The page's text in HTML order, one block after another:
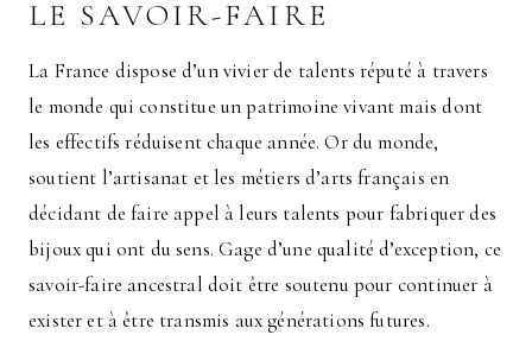
LE SAVOIR-FAIRE
La France dispose d’un vivier de talents réputé à travers
le monde qui constitue un patrimoine vivant mais dont
les effectifs réduisent chaque année. Or du monde,
soutient l’artisanat et les métiers d’arts français en
décidant de faire appel à leurs talents pour fabriquer des
bijoux qui ont du sens. Gage d’une qualité d’exception, ce
savoir-faire ancestral doit être soutenu pour continuer à
exister et à être transmis aux générations futures.